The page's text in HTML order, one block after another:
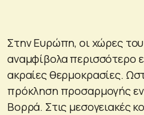
Στην Ευρώπη, οι χώρες του
αναμφίβολα περισσότερο
ακραίες θερμοκρασίες.
πρόκληση προσαρμογής
Βορρά. Στις μεσογειακές